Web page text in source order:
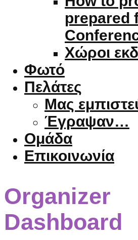
prepared
Χώροι
Φωτό
Πελάτες
Μας
Έγραψαν…
Ομάδα
Επικοινωνία
Organizer
Dashboard